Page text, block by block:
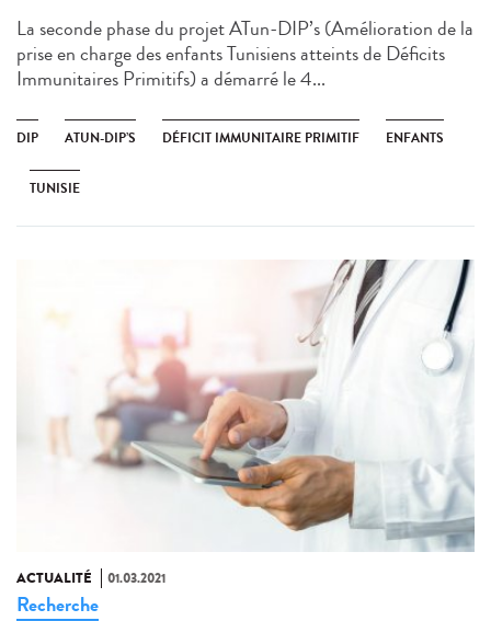
La seconde phase du projet ATun-DIP’s (Amélioration de la
prise en charge des enfants Tunisiens atteints de Déficits
Immunitaires Primitifs) a démarré le 4...
DIP ATUN-DIP’S DÉFICIT IMMUNITAIRE PRIMITIF ENFANTS
TUNISIE
ACTUALITÉ 01.03.2021
Recherche